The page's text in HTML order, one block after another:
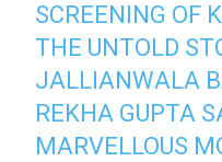
SCREENING OF
THE UNTOLD
JALLIANWALA
REKHA GUPTA
MARVELLOUS